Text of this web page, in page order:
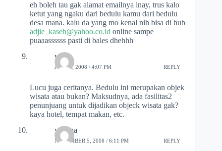
eh boleh tau gak alamat emailnya inay, trus kalo
ketut yang ngaku dari bedulu kamu dari bedulu
desa mana. kalu da yang mo kenal nih bisa di hub
adjie_kaseh@yahoo.co.id online sampe
puaaassssss pasti di bales dhehhh
welly
JUNE 3, 2008 / 4:07 PM REPLY
Lucu juga ceritanya. Bedulu ini merupakan objek
wisata atau bukan? Maksudnya, ada fasilitas2
penunjuang untuk dijadikan objeck wisata gak?
kaya hotel, tempat makan, etc.
yuliana
NOVEMBER 5, 2008 / 6:11 PM REPLY